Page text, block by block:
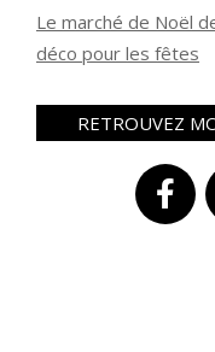
Le marché de Noël
déco pour les fêtes
RETROUVEZ